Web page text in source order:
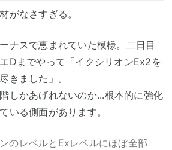
がなさすぎる。
ナスで恵まれていた模様。二日目
Dまでやって「イクシリオンEx2を
きました」。
しかあげれないのか...根本的に強化
いる側面があります。
のレベルとExレベルにほぼ全部